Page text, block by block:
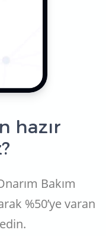
hazır
Bakım
%50’ye varan